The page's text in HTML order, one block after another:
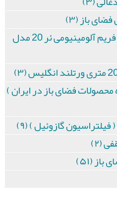
باز (۳)
مبلمان حصیری 4 نفره با فریم آلومینیومی ئر 20 مدل
فضای باز در ایران )
گازوئیل ) (۹)
(۲)
(۵۱)